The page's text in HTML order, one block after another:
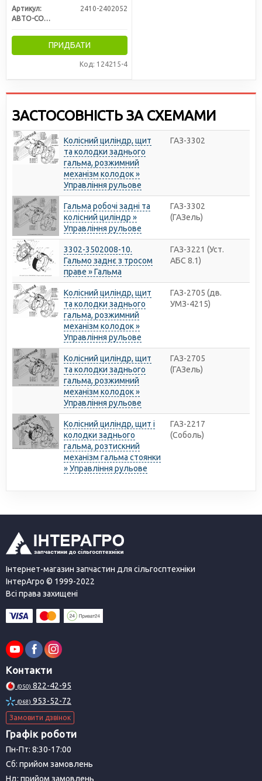
Артикул:
2410-2402052
АВТО-СОЮЗ 88
ПРИДБАТИ
Код: 124215-4
ЗАСТОСОВНІСТЬ ЗА СХЕМАМИ
Колісний циліндр, щит
та колодки заднього
гальма, розжимний
механізм колодок »
Управління рульове
ГАЗ-3302
Гальма робочі задні та
колісний циліндр »
Управління рульове
ГАЗ-3302
(ГАЗель)
3302-3502008-10.
Гальмо заднє з тросом
праве » Гальма
ГАЗ-3221 (Уст.
АБС 8.1)
Колісний циліндр, щит
та колодки заднього
гальма, розжимний
механізм колодок »
Управління рульове
ГАЗ-2705 (дв.
УМЗ-4215)
Колісний циліндр, щит
та колодки заднього
гальма, розжимний
механізм колодок »
Управління рульове
ГАЗ-2705
(ГАЗель)
Колісний циліндр, щит і
колодки заднього
гальма, розтискний
механізм гальма стоянки
» Управління рульове
ГАЗ-2217
(Соболь)
Інтернет-магазин запчастин для сільгосптехніки
ІнтерАгро © 1999-2022
Всі права захищені
Контакти
(050) 822-42-95
(068) 953-52-72
Замовити дзвінок
Графік роботи
Пн-Пт: 8:30-17:00
Сб: прийом замовлень
Нд: прийом замовлень